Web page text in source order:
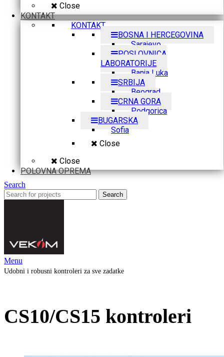
Close
KONTAKT
KONTAKT
BOSNA I HERCEGOVINA
Sarajevo
POSLOVNICA
LABORATORIJE
Banja Luka
SRBIJA
Beograd
CRNA GORA
Podgorica
BUGARSKA
Sofia
Close
Close
POLOVNA OPREMA
Search
Search
Menu
Udobni i robusni kontroleri za sve zadatke
CS10/CS15 kontroleri